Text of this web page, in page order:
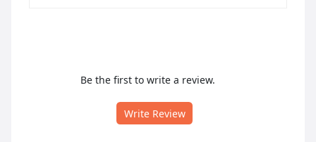
Be the first to write a review.
Write Review